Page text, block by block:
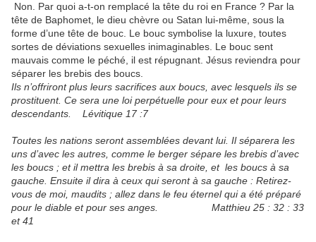
Non. Par quoi a-t-on remplacé la tête du roi en France ? Par la
tête de Baphomet, le dieu chèvre ou Satan lui-même, sous la
forme d’une tête de bouc. Le bouc symbolise la luxure, toutes
sortes de déviations sexuelles inimaginables. Le bouc sent
mauvais comme le péché, il est répugnant. Jésus reviendra pour
séparer les brebis des boucs.
Ils n’offriront plus leurs sacrifices aux boucs, avec lesquels ils se
prostituent. Ce sera une loi perpétuelle pour eux et pour leurs
descendants. Lévitique 17 :7
Toutes les nations seront assemblées devant lui. Il séparera les
uns d’avec les autres, comme le berger sépare les brebis d’avec
les boucs ; et il mettra les brebis à sa droite, et les boucs à sa
gauche. Ensuite il dira à ceux qui seront à sa gauche : Retirez-
vous de moi, maudits ; allez dans le feu éternel qui a été préparé
pour le diable et pour ses anges. Matthieu 25 : 32 : 33
et 41